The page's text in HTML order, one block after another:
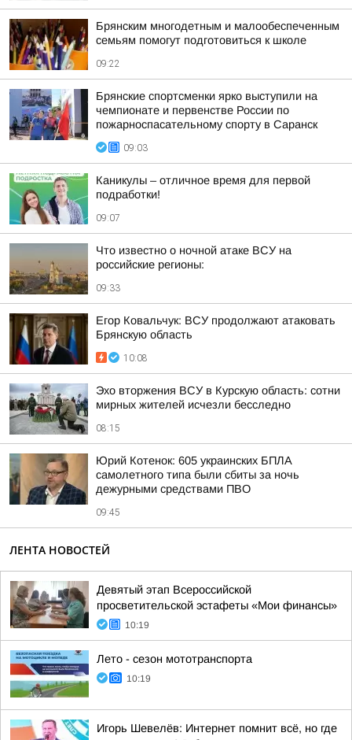
Брянским многодетным и малообеспеченным
семьям помогут подготовиться к школе
09:22
Брянские спортсменки ярко выступили на
чемпионате и первенстве России по
пожарноспасательному спорту в Саранск
09:03
Каникулы – отличное время для первой
подработки!
09:07
Что известно о ночной атаке ВСУ на
российские регионы:
09:33
Егор Ковальчук: ВСУ продолжают атаковать
Брянскую область
10:08
Эхо вторжения ВСУ в Курскую область: сотни
мирных жителей исчезли бесследно
08:15
Юрий Котенок: 605 украинских БПЛА
самолетного типа были сбиты за ночь
дежурными средствами ПВО
09:45
ЛЕНТА НОВОСТЕЙ
Девятый этап Всероссийской
просветительской эстафеты «Мои финансы»
10:19
Лето - сезон мототранспорта
10:19
Игорь Шевелёв: Интернет помнит всё, но где